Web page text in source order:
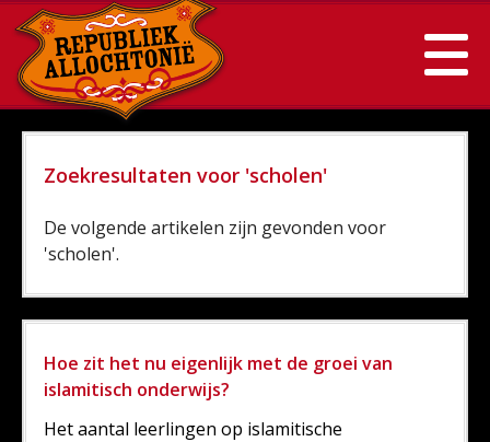
Zoekresultaten voor 'scholen'
De volgende artikelen zijn gevonden voor
'scholen'.
Hoe zit het nu eigenlijk met de groei van
islamitisch onderwijs?
Het aantal leerlingen op islamitische